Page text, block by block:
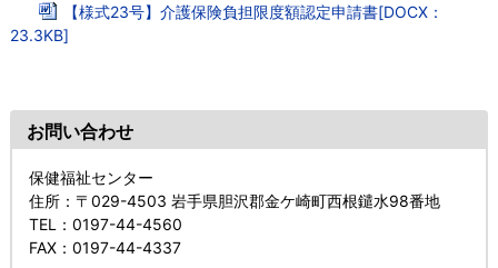
【様式23号】介護保険負担限度額認定申請書[DOCX：
23.3KB]
お問い合わせ
保健福祉センター
住所：〒029-4503 岩手県胆沢郡金ケ崎町西根鑓水98番地
TEL
：0197-44-4560
FAX：0197-44-4337